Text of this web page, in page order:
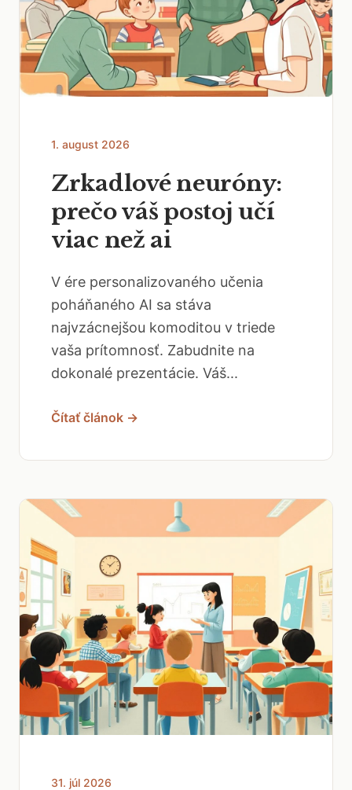
1. august 2026
Zrkadlové neuróny:
prečo váš postoj učí
viac než ai
V ére personalizovaného učenia
poháňaného AI sa stáva
najvzácnejšou komoditou v triede
vaša prítomnosť. Zabudnite na
dokonalé prezentácie. Váš...
Čítať článok →
31. júl 2026